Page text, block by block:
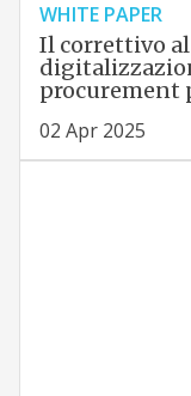
WHITE PAPER
Il correttivo
procurement
02 Apr 2025